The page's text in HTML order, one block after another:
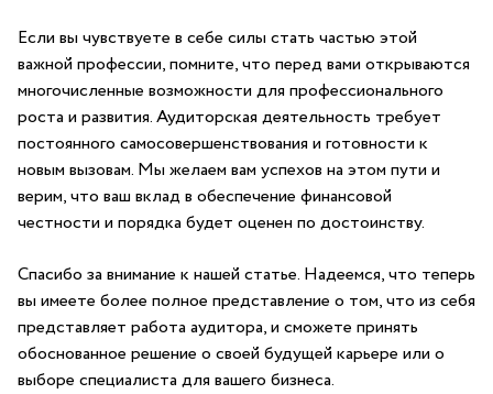
Если⁤ вы чувствуете в себе силы ⁤стать частью этой
важной профессии, помните, что перед вами открываются
многочисленные возможности для профессионального
роста и развития. Аудиторская⁤ деятельность ‍требует
постоянного самосовершенствования и готовности‍ к
новым вызовам. Мы желаем вам успехов на этом пути и
верим, что ваш вклад в​ обеспечение финансовой⁣
честности и ‌порядка будет оценен по⁤ достоинству.
Спасибо за ‌внимание к нашей статье. Надеемся, что теперь
вы имеете более полное представление о том, ‍что из ⁢себя
представляет⁢ работа аудитора,​ и⁢ сможете принять​
обоснованное решение о⁤ своей будущей карьере или⁢ о
выборе специалиста для вашего бизнеса.